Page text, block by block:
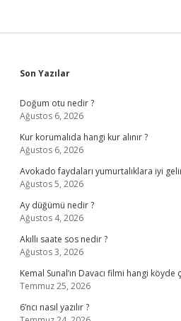
Sidebar
Son Yazılar
Doğum otu nedir ?
Ağustos 6, 2026
Kur korumalıda hangi kur alınır ?
Ağustos 6, 2026
Avokado faydaları yumurtalıklara iyi
Ağustos 5, 2026
Ay düğümü nedir ?
Ağustos 4, 2026
Akıllı saate sos nedir ?
Ağustos 3, 2026
Kemal Sunal’ın Davacı filmi hangi köyde
Temmuz 25, 2026
6’ncı nasıl yazılır ?